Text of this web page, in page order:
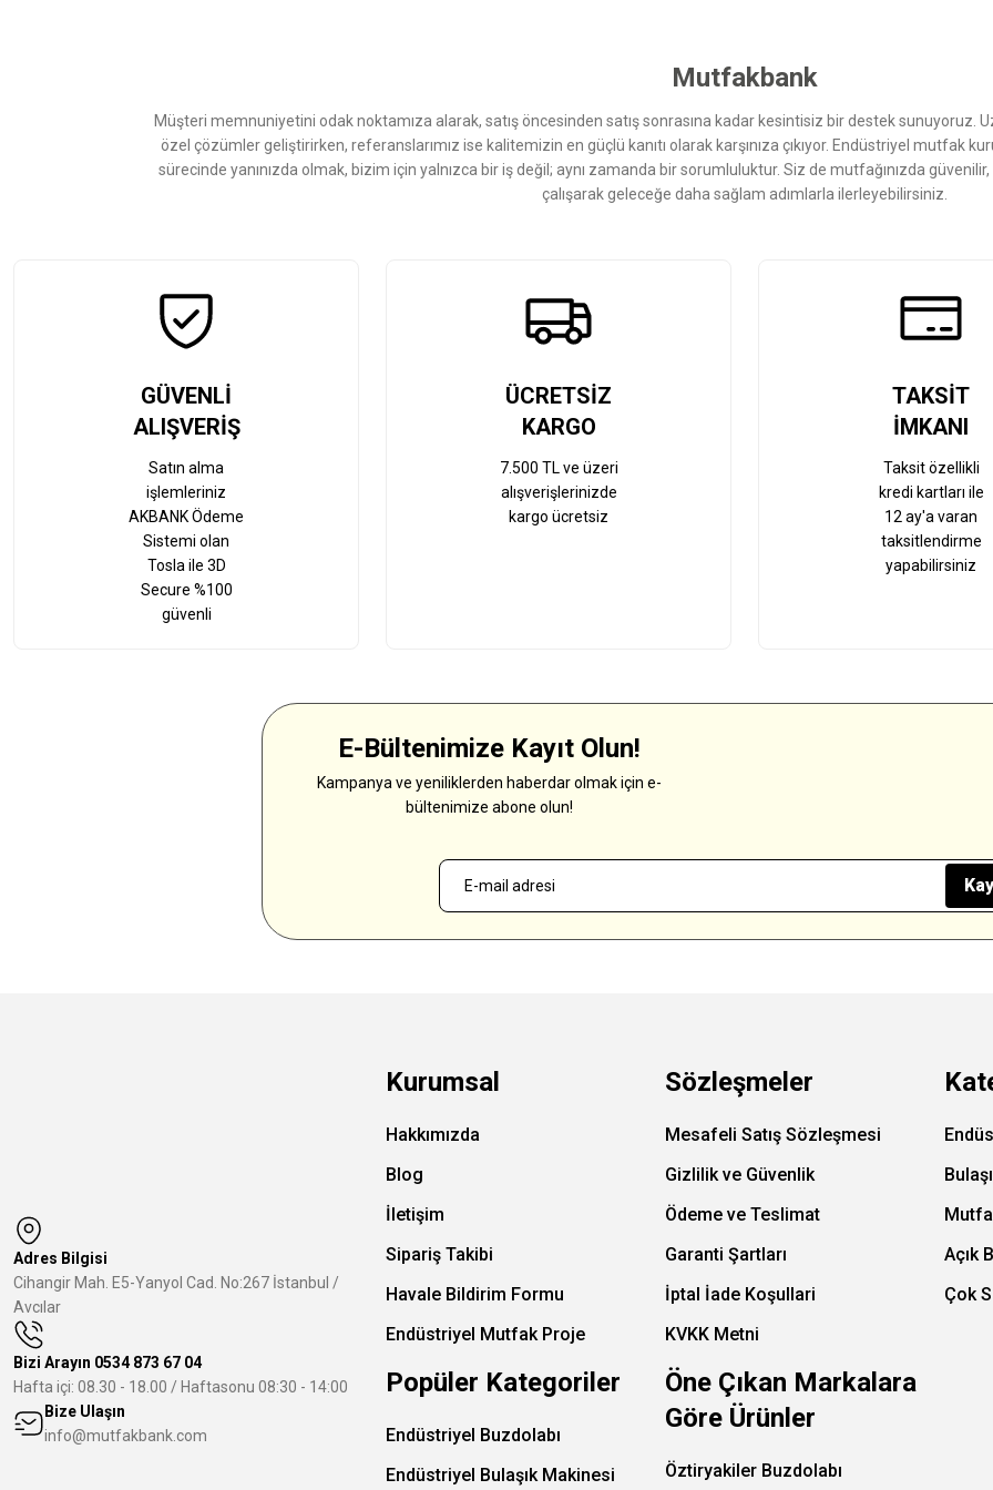
Bu ürüne benzer farklı alternatifler olmalı.
Mutfakbank
Müşteri memnuniyetini odak noktamıza alarak, satış öncesinden satış sonrasına kadar kesintisiz bir destek sunuyoruz.
özel çözümler geliştirirken, referanslarımız ise kalitemizin en güçlü kanıtı olarak karşınıza çıkıyor. Endüstriyel mutfak
sürecinde yanınızda olmak, bizim için yalnızca bir iş değil; aynı zamanda bir sorumluluktur. Siz de mutfağınızda
çalışarak geleceğe daha sağlam adımlarla ilerleyebilirsiniz.
GÜVENLİ
ALIŞVERİŞ
Satın alma
işlemleriniz
AKBANK Ödeme
Sistemi olan
Tosla ile 3D
Secure %100
güvenli
ÜCRETSİZ
KARGO
7.500 TL ve üzeri
alışverişlerinizde
kargo ücretsiz
TAKSİT
İMKANI
Taksit özellikli
kredi kartları ile
12 ay'a varan
taksitlendirme
yapabilirsiniz
E-Bültenimize Kayıt Olun!
Kampanya ve yeniliklerden haberdar olmak için e-
bültenimize abone olun!
Adres Bilgisi
Cihangir Mah. E5-Yanyol Cad. No:267 İstanbul /
Avcılar
Bizi Arayın 0534 873 67 04
Hafta içi: 08.30 - 18.00 / Haftasonu 08:30 - 14:00
Bize Ulaşın
info@mutfakbank.com
Kurumsal
Hakkımızda
Blog
İletişim
Sipariş Takibi
Havale Bildirim Formu
Endüstriyel Mutfak Proje
Sözleşmeler
Mesafeli Satış Sözleşmesi
Gizlilik ve Güvenlik
Ödeme ve Teslimat
Garanti Şartları
İptal İade Koşullari
KVKK Metni
Açık
Çok
Popüler Kategoriler
Endüstriyel Buzdolabı
Endüstriyel Bulaşık Makinesi
Öne Çıkan Markalara
Göre Ürünler
Öztiryakiler Buzdolabı